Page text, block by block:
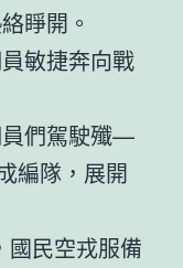
睜開。
敏捷奔向戰
們駕駛殲—
編隊，展開
國民空戎服備